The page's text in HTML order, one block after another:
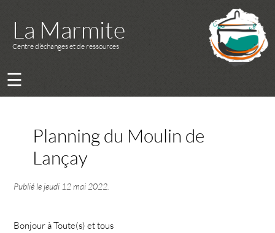
La Marmite
Centre d’échanges et de ressources
☰
Planning du Moulin de
Lançay
Publié le jeudi 12 mai 2022
Bonjour à Toute(s) et tous